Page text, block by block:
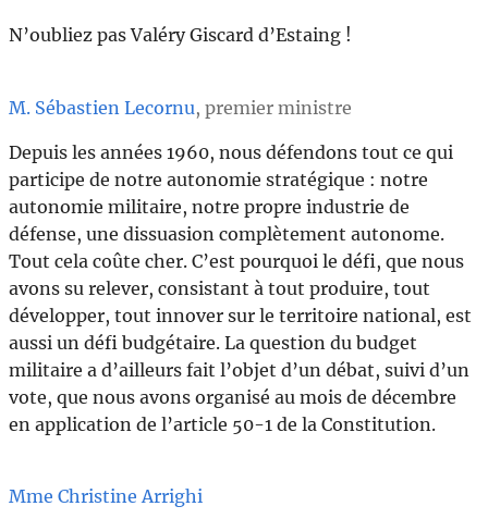
N’oubliez pas Valéry Giscard d’Estaing !
M. Sébastien Lecornu, premier ministre
Depuis les années 1960, nous défendons tout ce qui
participe de notre autonomie stratégique : notre
autonomie militaire, notre propre industrie de
défense, une dissuasion complètement autonome.
Tout cela coûte cher. C’est pourquoi le défi, que nous
avons su relever, consistant à tout produire, tout
développer, tout innover sur le territoire national, est
aussi un défi budgétaire. La question du budget
militaire a d’ailleurs fait l’objet d’un débat, suivi d’un
vote, que nous avons organisé au mois de décembre
en application de l’article 50-1 de la Constitution.
Mme Christine Arrighi